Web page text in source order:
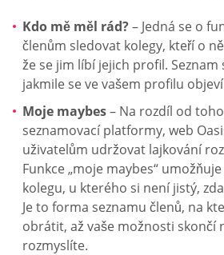
Kdo mě měl rád?– Jedná se o
členům sledovat kolegy, kteří o
že se jim líbí jejich profil. Seznam
jakmile se ve vašem profilu
Moje maybes– Na rozdíl od
seznamovací platformy, web
uživatelům udržovat lajkování
Funkce „moje maybes“
kolegu, u kterého si není jistý,
Je to forma seznamu členů, na
obrátit, až vaše možnosti skončí
rozmyslíte.